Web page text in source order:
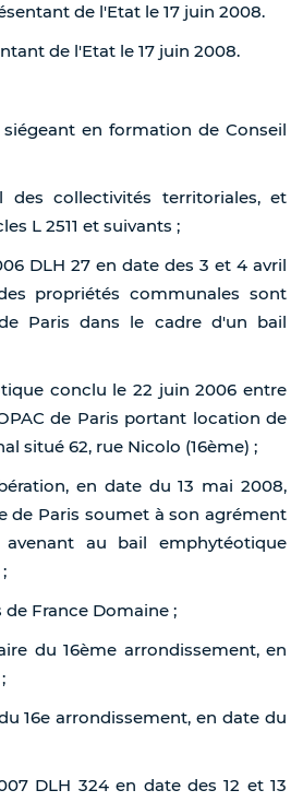
de l'Etat le 17 juin 2008.
de l'Etat le 17 juin 2008.
siégeant en formation de Conseil
des collectivités territoriales, et
L 2511 et suivants ;
DLH 27 en date des 3 et 4 avril
propriétés communales sont
Paris dans le cadre d'un bail
conclu le 22 juin 2006 entre
de Paris portant location de
situé 62, rue Nicolo (16ème) ;
en date du 13 mai 2008,
de Paris soumet à son agrément
au bail emphytéotique
de France Domaine ;
du 16ème arrondissement, en
16e arrondissement, en date du
DLH 324 en date des 12 et 13